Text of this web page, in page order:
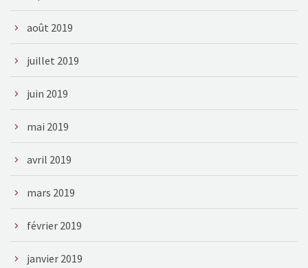
août 2019
juillet 2019
juin 2019
mai 2019
avril 2019
mars 2019
février 2019
janvier 2019